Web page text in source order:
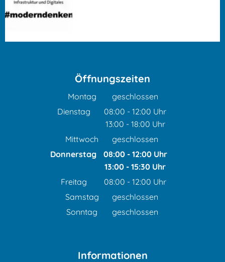
Öffnungszeiten
Montag
geschlossen
Dienstag
08:00 - 12:00 Uhr
Von 08:00 bis 12:00 Uhr
13:00 - 18:00 Uhr
Von 13:00 bis 18:00 Uhr
Mittwoch
geschlossen
Donnerstag
08:00- 12:00Uhr
Von 08:00 bis 12:00 Uhr
13:00 - 15:30 Uhr
Von 13:00 bis 15:30 Uhr
Freitag 08:00 - 12:00 Uhr
Von 08:00 bis 12:00 Uhr
Samstag
geschlossen
Sonntag
geschlossen
Informationen